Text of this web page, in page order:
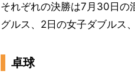
それぞれの決勝は7月30日の
グルス、2日の女子ダブルス
卓球